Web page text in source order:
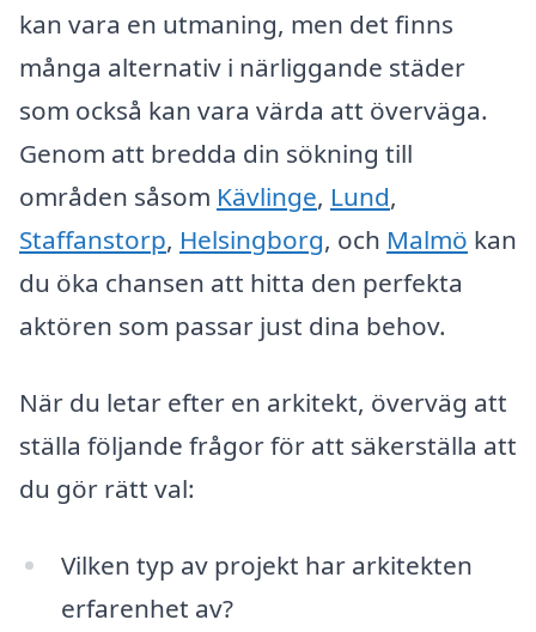
kan vara en utmaning, men det finns
många alternativ i närliggande städer
som också kan vara värda att överväga.
Genom att bredda din sökning till
områden såsom Kävlinge, Lund,
Staffanstorp, Helsingborg, och Malmö kan
du öka chansen att hitta den perfekta
aktören som passar just dina behov.
När du letar efter en arkitekt, överväg att
ställa följande frågor för att säkerställa att
du gör rätt val:
Vilken typ av projekt har arkitekten
erfarenhet av?